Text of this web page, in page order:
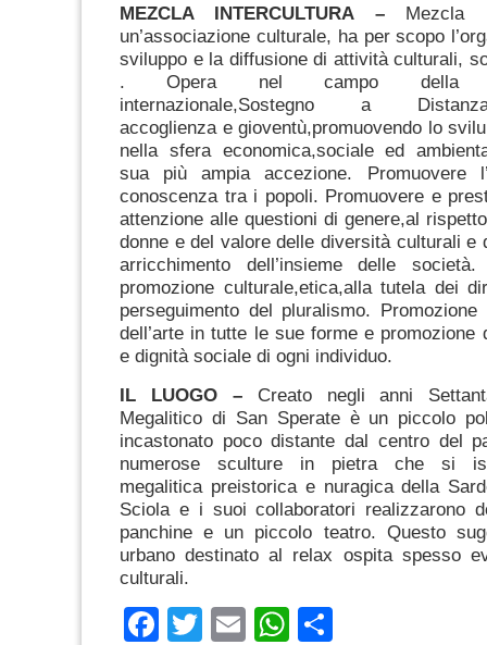
MEZCLA INTERCULTURA – Mezcla
un’associazione culturale, ha per scopo
sviluppo e la diffusione di attività culturali,
. Opera nel campo della
internazionale,Sostegno a
accoglienza e gioventù,promuovendo lo
nella sfera economica,sociale ed
sua più ampia accezione. Promuovere
conoscenza tra i popoli. Promuovere e
attenzione alle questioni di genere,al
donne e del valore delle diversità culturali e
arricchimento dell’insieme delle
promozione culturale,etica,alla tutela dei
perseguimento del pluralismo.
dell’arte in tutte le sue forme e promozione
e dignità sociale di ogni individuo.
IL LUOGO – Creato negli anni
Megalitico di San Sperate è un piccolo
incastonato poco distante dal centro del
numerose sculture in pietra che si
megalitica preistorica e nuragica della
Sciola e i suoi collaboratori realizzarono
panchine e un piccolo teatro. Questo
urbano destinato al relax ospita spesso
culturali.
Facebook
TwitterEmailWhatsApp